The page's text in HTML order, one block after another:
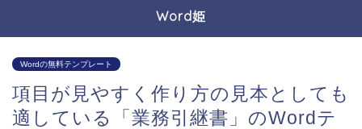
Word姫
Wordの無料テンプレート
項目が見やすく作り方の見本としても
適している「業務引継書」のWordテ